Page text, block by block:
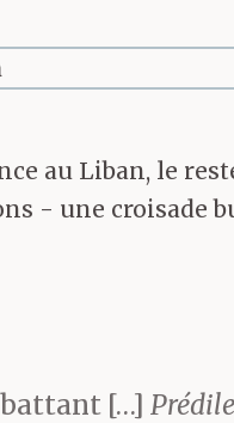
à
au Liban, le
- une croisade
battant […]